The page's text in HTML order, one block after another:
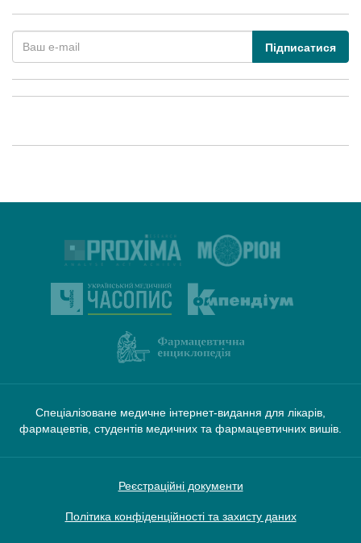
Підписатися
Спеціалізоване медичне інтернет-видання для лікарів,
фармацевтів, студентів медичних та фармацевтичних вишів.
Реєстраційні документи
Політика конфіденційності та захисту даних